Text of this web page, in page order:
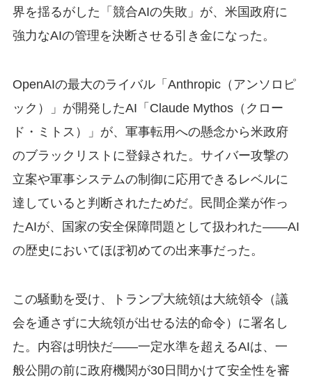
界を揺るがした「競合AIの失敗」が、米国政府に
強力なAIの管理を決断させる引き金になった。
OpenAIの最大のライバル「Anthropic（アンソロピ
ック）」が開発したAI「Claude Mythos（クロー
ド・ミトス）」が、軍事転用への懸念から米政府
のブラックリストに登録された。サイバー攻撃の
立案や軍事システムの制御に応用できるレベルに
達していると判断されたためだ。民間企業が作っ
たAIが、国家の安全保障問題として扱われた——AI
の歴史においてほぼ初めての出来事だった。
この騒動を受け、トランプ大統領は大統領令（議
会を通さずに大統領が出せる法的命令）に署名し
た。内容は明快だ——一定水準を超えるAIは、一
般公開の前に政府機関が30日間かけて安全性を審